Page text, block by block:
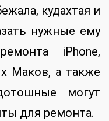
кудахтая и
нужные ему
iPhone,
Маков, а также
могут
для ремонта.